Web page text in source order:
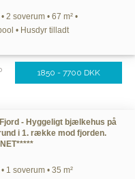
2 soverum • 67 m² •
• Husdyr tilladt
1850 - 7700 DKK
- Hyggeligt bjælkehus på
i 1. række mod fjorden.
1 soverum • 35 m²